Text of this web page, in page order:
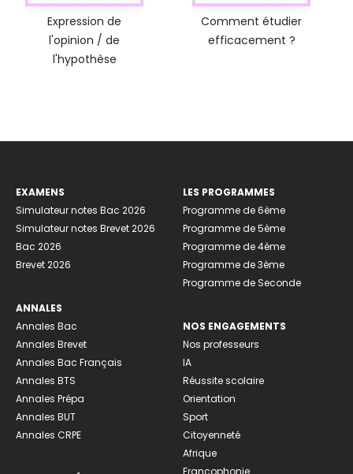
Expression de
l'opinion / de
l'hypothèse
Comment étudier
efficacement ?
EXAMENS
Simulateur notes Bac 2026
Simulateur notes Brevet 2026
Bac 2026
Brevet 2026
ANNALES
Annales Bac
Annales Brevet
Annales Bac Français
Annales BTS
Annales Prépa
Annales BUT
Annales CRPE
LES PROGRAMMES
Programme de 6ème
Programme de 5ème
Programme de 4ème
Programme de 3ème
Programme de Seconde
NOS ENGAGEMENTS
Nos professeurs
IA
Réussite scolaire
Orientation
Sport
Citoyenneté
Afrique
Francophonie